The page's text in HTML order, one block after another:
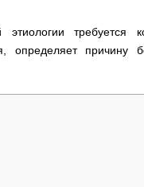
требуется
определяет